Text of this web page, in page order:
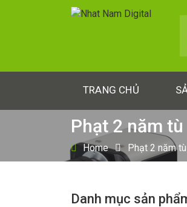
TRANG CHỦ
Phạt 2 năm
Home Phạt 2 năm
Danh mục sản